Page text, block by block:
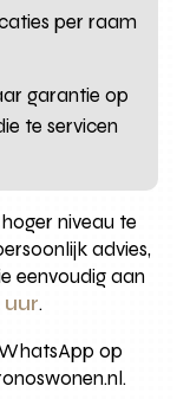
per raam
garantie op
te servicen
niveau te
advies,
eenvoudig aan
uur.
op